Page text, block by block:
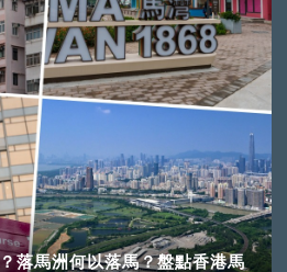
落馬洲何以落馬？盤點香港馬